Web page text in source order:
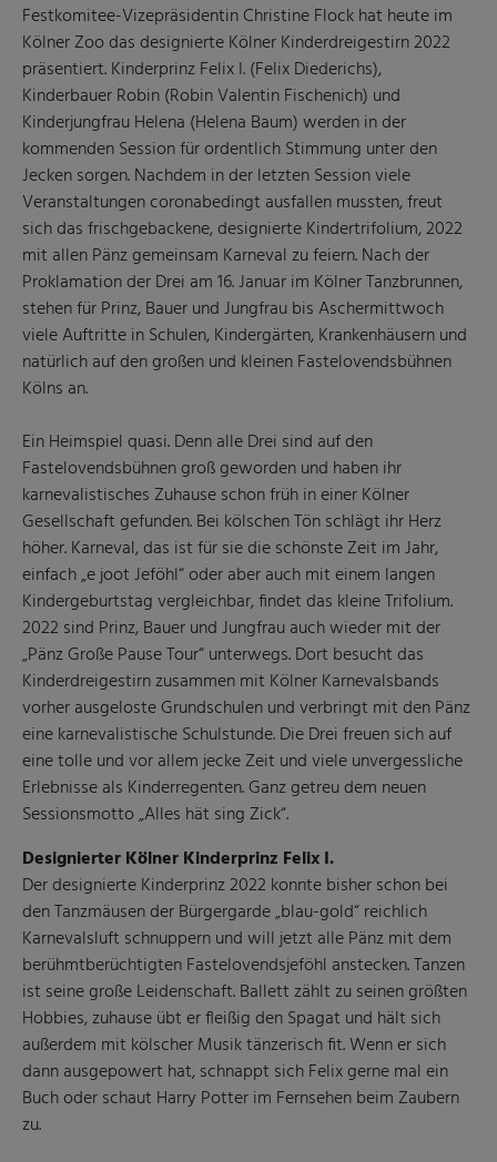
Festkomitee-Vizepräsidentin Christine Flock hat heute im
Kölner Zoo das designierte Kölner Kinderdreigestirn 2022
präsentiert. Kinderprinz Felix I. (Felix Diederichs),
Kinderbauer Robin (Robin Valentin Fischenich) und
Kinderjungfrau Helena (Helena Baum) werden in der
kommenden Session für ordentlich Stimmung unter den
Jecken sorgen. Nachdem in der letzten Session viele
Veranstaltungen coronabedingt ausfallen mussten, freut
sich das frischgebackene, designierte Kindertrifolium, 2022
mit allen Pänz gemeinsam Karneval zu feiern. Nach der
Proklamation der Drei am 16. Januar im Kölner Tanzbrunnen,
stehen für Prinz, Bauer und Jungfrau bis Aschermittwoch
viele Auftritte in Schulen, Kindergärten, Krankenhäusern und
natürlich auf den großen und kleinen Fastelovendsbühnen
Kölns an.
Ein Heimspiel quasi. Denn alle Drei sind auf den
Fastelovendsbühnen groß geworden und haben ihr
karnevalistisches Zuhause schon früh in einer Kölner
Gesellschaft gefunden. Bei kölschen Tön schlägt ihr Herz
höher. Karneval, das ist für sie die schönste Zeit im Jahr,
einfach „e joot Jeföhl“ oder aber auch mit einem langen
Kindergeburtstag vergleichbar, findet das kleine Trifolium.
2022 sind Prinz, Bauer und Jungfrau auch wieder mit der
„Pänz Große Pause Tour“ unterwegs. Dort besucht das
Kinderdreigestirn zusammen mit Kölner Karnevalsbands
vorher ausgeloste Grundschulen und verbringt mit den Pänz
eine karnevalistische Schulstunde. Die Drei freuen sich auf
eine tolle und vor allem jecke Zeit und viele unvergessliche
Erlebnisse als Kinderregenten. Ganz getreu dem neuen
Sessionsmotto „Alles hät sing Zick“.
Designierter Kölner Kinderprinz Felix I.
Der designierte Kinderprinz 2022 konnte bisher schon bei
den Tanzmäusen der Bürgergarde „blau-gold“ reichlich
Karnevalsluft schnuppern und will jetzt alle Pänz mit dem
berühmtberüchtigten Fastelovendsjeföhl anstecken. Tanzen
ist seine große Leidenschaft. Ballett zählt zu seinen größten
Hobbies, zuhause übt er fleißig den Spagat und hält sich
außerdem mit kölscher Musik tänzerisch fit. Wenn er sich
dann ausgepowert hat, schnappt sich Felix gerne mal ein
Buch oder schaut Harry Potter im Fernsehen beim Zaubern
zu.